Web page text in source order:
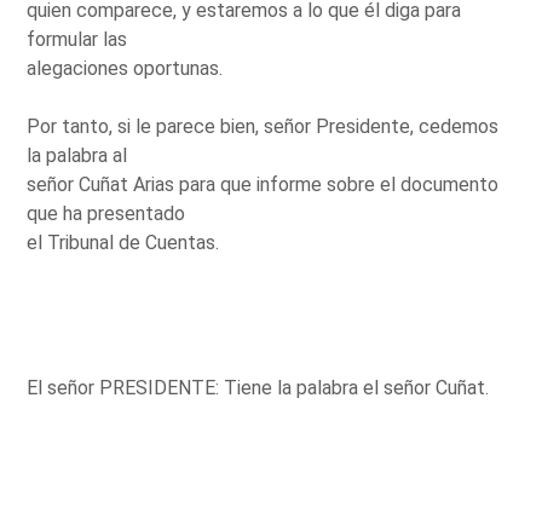
quien comparece, y estaremos a lo que él diga para
formular las
alegaciones oportunas.
Por tanto, si le parece bien, señor Presidente, cedemos
la palabra al
señor Cuñat Arias para que informe sobre el documento
que ha presentado
el Tribunal de Cuentas.
El señor PRESIDENTE: Tiene la palabra el señor Cuñat.